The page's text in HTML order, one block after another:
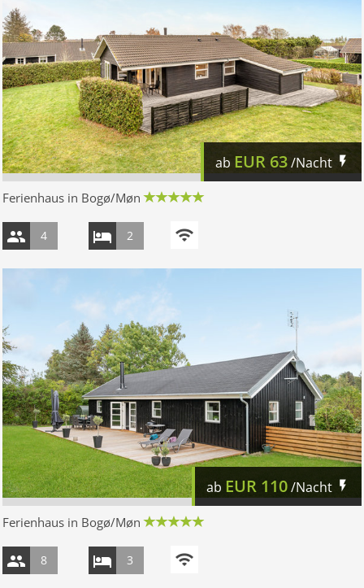
ab EUR 63/Nacht
Ferienhaus in Bogø/Møn
4 2
ab EUR 110/Nacht
Ferienhaus in Bogø/Møn
8 3